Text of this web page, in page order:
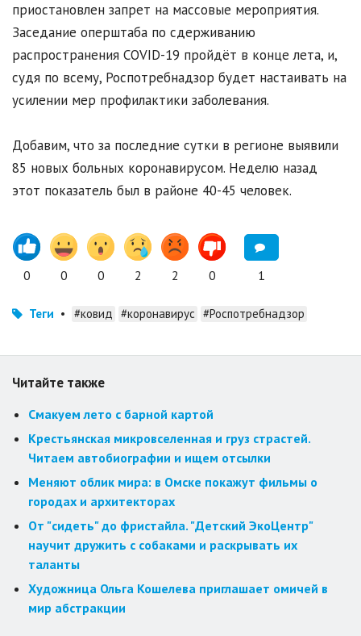
приостановлен запрет на массовые мероприятия.
Заседание оперштаба по сдерживанию
распространения COVID-19 пройдёт в конце лета, и,
судя по всему, Роспотребнадзор будет настаивать на
усилении мер профилактики заболевания.
Добавим, что за последние сутки в регионе выявили
85 новых больных коронавирусом. Неделю назад
этот показатель был в районе 40-45 человек.
0 0 0 2 2 0 1
Теги • #ковид #коронавирус #Роспотребнадзор
Читайте также
Смакуем лето с барной картой
Крестьянская микровселенная и груз страстей.
Читаем автобиографии и ищем отсылки
Меняют облик мира: в Омске покажут фильмы о
городах и архитекторах
От "сидеть" до фристайла. "Детский ЭкоЦентр"
научит дружить с собаками и раскрывать их
таланты
Художница Ольга Кошелева приглашает омичей в
мир абстракции